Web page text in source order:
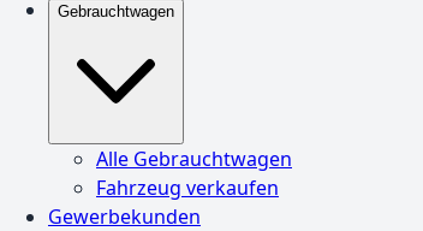
Gebrauchtwagen
Alle Gebrauchtwagen
Fahrzeug verkaufen
Gewerbekunden